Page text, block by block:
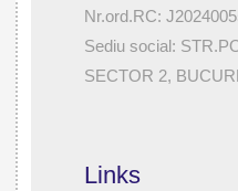
Nr.ord.RC:
Sediu social:
SECTOR 2,
Links